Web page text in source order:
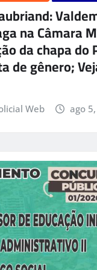
na Câmara
da chapa do
de gênero;
Web ago